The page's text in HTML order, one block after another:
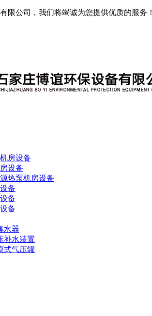
限公司，我们将竭诚为您提供优质的服务！
房设备
设备
热泵机房设备
备
备
备
水器
补水装置
式气压罐